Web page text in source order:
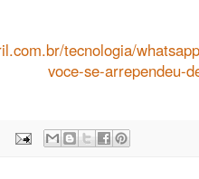
tecnologia/
voce-se-arrependeu-